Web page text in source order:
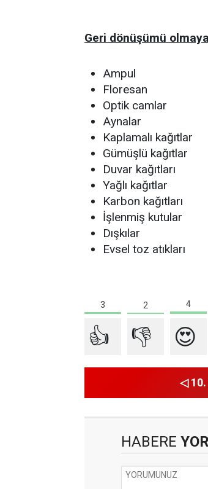
Geri dönüşümü
Ampul
Floresan
Optik camlar
Aynalar
Kaplamalı kağıtlar
Gümüşlü kağıtlar
Duvar kağıtları
Yağlı kağıtlar
Karbon kağıtları
İşlenmiş kutular
Dışkılar
Evsel toz atıkları
3 2 4
👍 👎 😍
◁ 10.
HABERE